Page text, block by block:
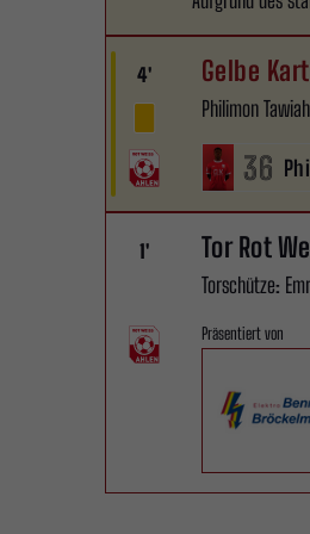
4' Gelbe
Philimon
36
1' Tor Rot
Torschütze:
Präsentiert von